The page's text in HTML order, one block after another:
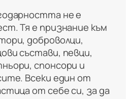
не е
Тя е признание към
доброволци,
състави, певци,
спонсори и
Всеки един от
от себе си, за да